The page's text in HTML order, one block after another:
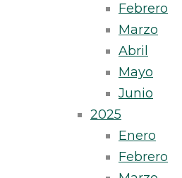
Febrero
Marzo
Abril
Mayo
Junio
2025
Enero
Febrero